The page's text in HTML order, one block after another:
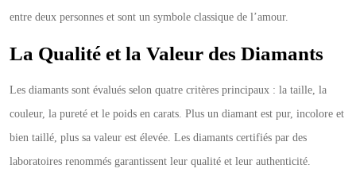
entre deux personnes et sont un symbole classique de l’amour.
La Qualité et la Valeur des Diamants
Les diamants sont évalués selon quatre critères principaux : la taille, la
couleur, la pureté et le poids en carats. Plus un diamant est pur, incolore et
bien taillé, plus sa valeur est élevée. Les diamants certifiés par des
laboratoires renommés garantissent leur qualité et leur authenticité.